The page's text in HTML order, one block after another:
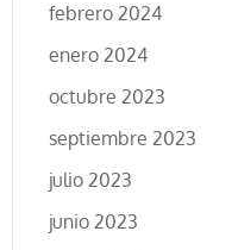
febrero 2024
enero 2024
octubre 2023
septiembre 2023
julio 2023
junio 2023